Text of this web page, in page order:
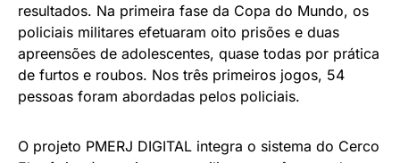
resultados. Na primeira fase da Copa do Mundo, os
policiais militares efetuaram oito prisões e duas
apreensões de adolescentes, quase todas por prática
de furtos e roubos. Nos três primeiros jogos, 54
pessoas foram abordadas pelos policiais.
O projeto PMERJ DIGITAL integra o sistema do Cerco